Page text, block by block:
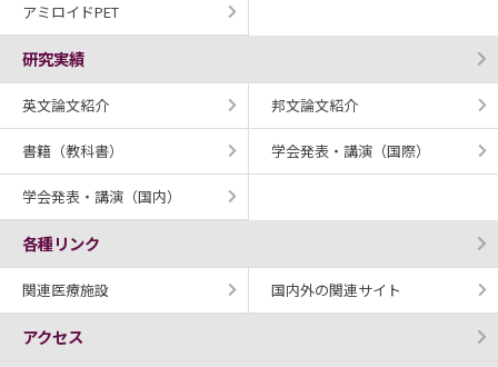
アミロイドPET
研究実績
英文論文紹介 邦文論文紹介
書籍（教科書） 学会発表・講演（国際）
学会発表・講演（国内）
各種リンク
関連医療施設 国内外の関連サイト
アクセス